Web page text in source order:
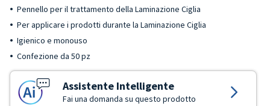
Pennello per il trattamento della Laminazione Ciglia
Per applicare i prodotti durante la Laminazione Ciglia
Igienico e monouso
Confezione da 50 pz
Assistente Intelligente
Fai una domanda su questo prodotto